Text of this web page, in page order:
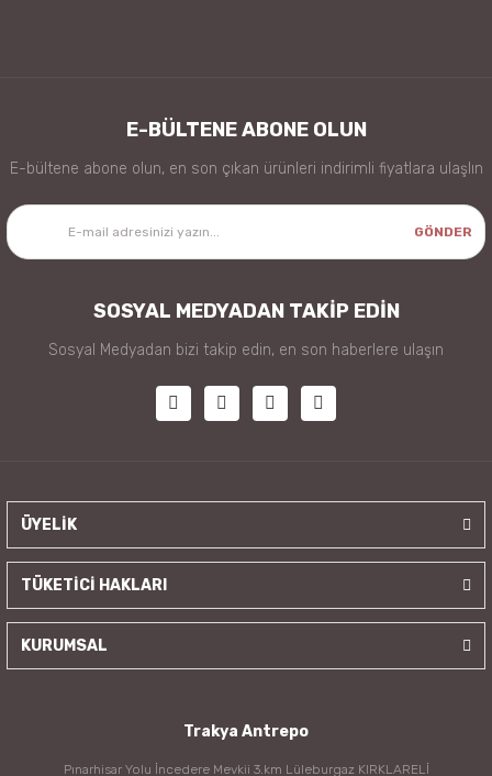
E-BÜLTENE ABONE OLUN
E-bültene abone olun, en son çıkan ürünleri indirimli fiyatlara ulaşlın
GÖNDER
SOSYAL MEDYADAN TAKİP EDİN
Sosyal Medyadan bizi takip edin, en son haberlere ulaşın
ÜYELİK
TÜKETİCİ HAKLARI
KURUMSAL
Trakya Antrepo
Pınarhisar Yolu İncedere Mevkii 3.km Lüleburgaz KIRKLARELİ